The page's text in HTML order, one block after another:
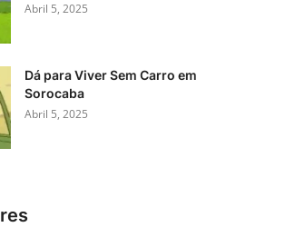
Abril 5, 2025
Dá para Viver Sem Carro em
Sorocaba
Abril 5, 2025